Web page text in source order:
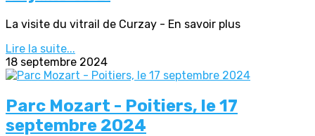
La visite du vitrail de Curzay - En savoir plus
Lire la suite...
18 septembre 2024
Parc Mozart - Poitiers, le 17
septembre 2024